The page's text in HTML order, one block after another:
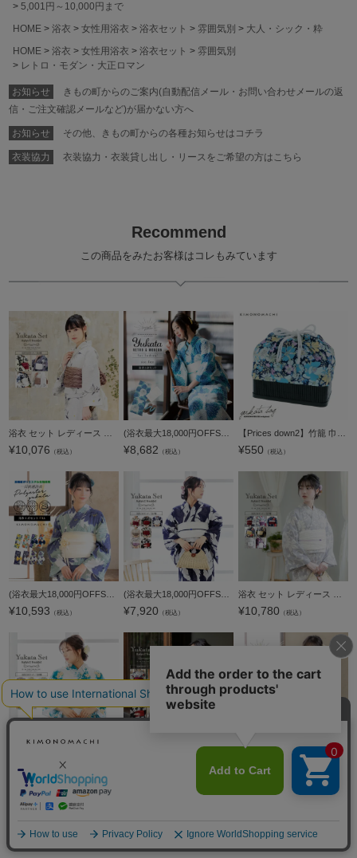
5,001円～10,000円まで
HOME
浴衣 女性用浴衣 浴衣セット 雰囲気別
大人・シック・粋
HOME
浴衣 女性用浴衣 浴衣セット
雰囲気別
レトロ・モダン・大正ロマン
お知らせ
きもの町からのご案内(自動配信メール・お問い合わせメールの返
信・ご注文確認メールなど)が届かない方へ
お知らせ その他、きもの町からの各種お知らせはコチラ
衣装協力 衣装協力・衣装貸し出し・リースをご希望の方はこちら
Recommend
この商品をみたお客様はコレもみています
¥10,076 （税込） ¥8,682 （税込） ¥550 （税込）
¥10,593 （税込） ¥7,920 （税込） ¥10,780 （税込）
7,920 （税込）
(浴衣最大18,000円OFFSALE8/13迄)浴衣セット レディース 浴衣としわ兵児帯の2点セット「檸檬・白百合・金魚・万年青」きもの町オリジナル 綿浴衣 プレタ お仕立て上がり 大人 可愛い 個性的 レトロモダン 女性用 女
¥8,415